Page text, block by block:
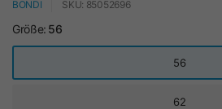
BONDI SKU: 85052696
Größe: 56
56
62